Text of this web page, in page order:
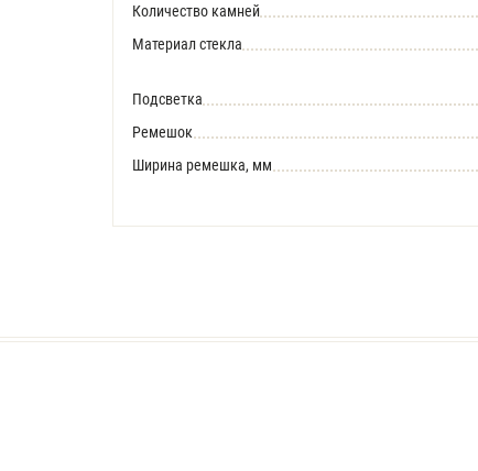
Количество камней
Материал стекла
Подсветка
Ремешок
Ширина ремешка, мм